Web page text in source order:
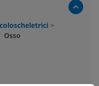
>
Osso